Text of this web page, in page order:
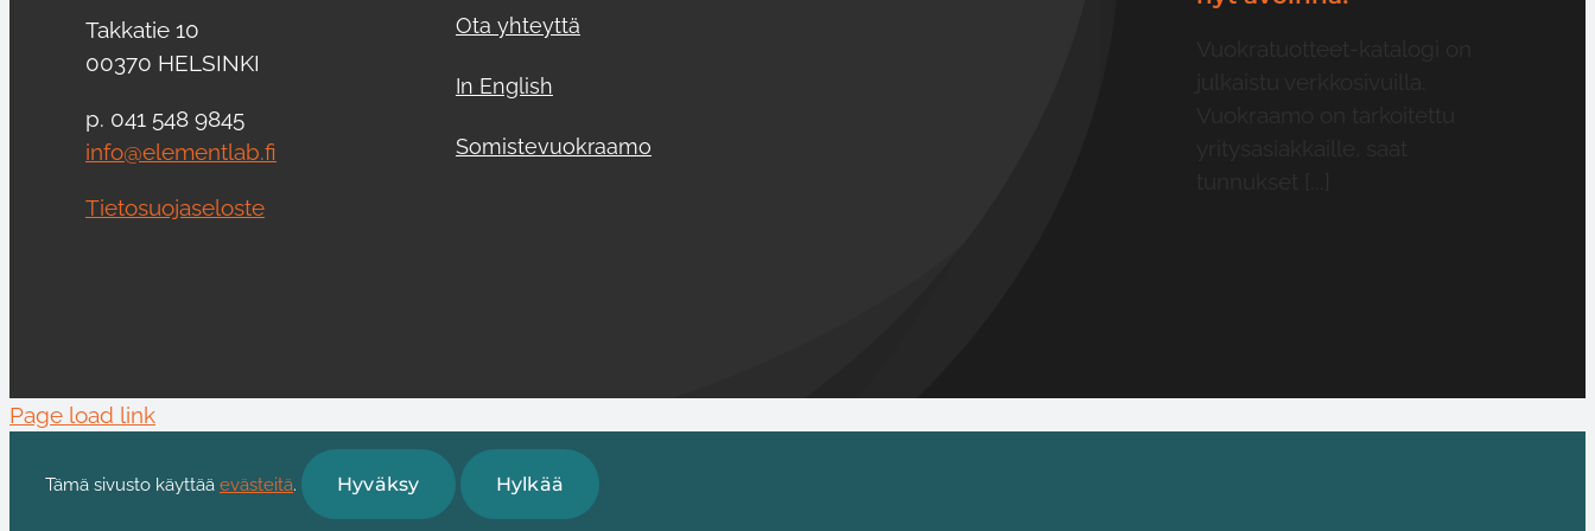
Takkatie 10
00370 HELSINKI
p. 041 548 9845
info@elementlab.fi
Tietosuojaseloste
Ota yhteyttä
In English
Somistevuokraamo
Page load link
Tämä sivusto käyttää evästeitä. Hyväksy Hylkää